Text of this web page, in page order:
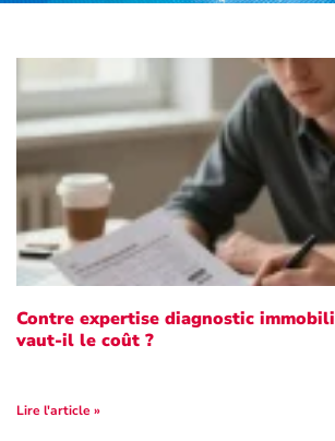
Contre expertise diagnostic
vaut-il le coût ?
Lire l'article »